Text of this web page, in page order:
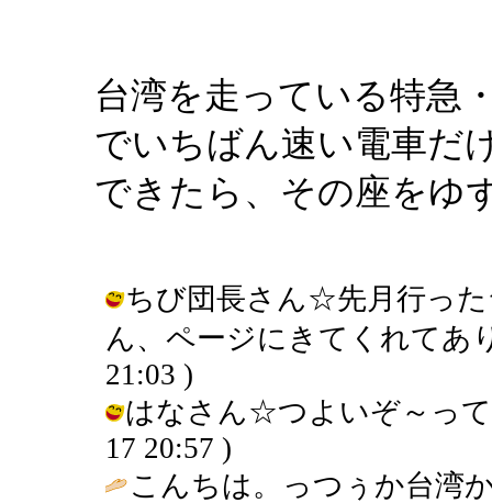
台湾を走っている特急
でいちばん速い電車だ
できたら、その座をゆ
ちび団長さん☆先月行っ
ん、ページにきてくれてあ
21:03 )
はなさん☆つよいぞ～っ
17 20:57 )
こんちは。っつぅか台湾